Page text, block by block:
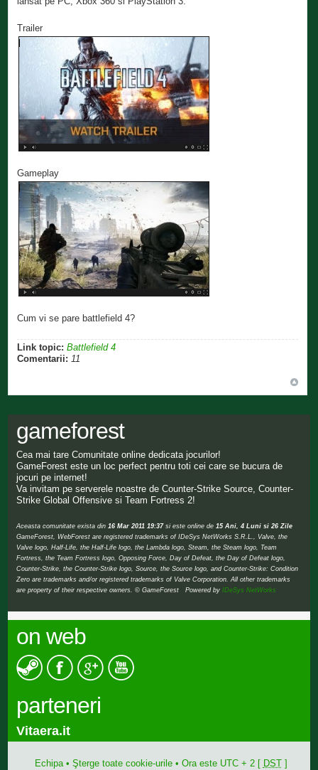
Trailer
Gameplay
Cum vi se pare battlefield 4?
Link topic: Battlefield 4
Comentarii: 11
gameforest
Cea mai tare Comunitate online dedicata jocurilor!
GameForest este un loc perfect pentru toti cei care se bucura de
jocuri pe internet!
Va invitam pe serverele noastre de Counter-Strike Source, Counter-
Strike Global Offensive si Team Fortress 2!
Aceasta comunitate exista din16 Mar 2011 19:37si este online de15 Ani, 4 Luni si 26 Zile
GameForest, WebForest are registered trademarks of IDeSys NetWorks S.R.L., Valve, the
Valve logo, Half-Life, the Half-Life logo, the Lambda logo, Steam, the Steam logo, Team
Fortress, the Team Fortress logo, Opposing Force, Day of Defeat, the Day of Defeat logo,
Counter-Strike, the Counter-Strike logo, Source, the Source logo, and Counter-Strike: Condition
Zero are trademarks and/or registered trademarks of Valve Corporation. All other trademarks
are property of their respective owners. © GameForest Powered byIDeSys NetWorks
on web
parteneri
Vitaera.it
Echipa• Şterge toate cookie-urile• Ora este UTC + 2 [ DST]